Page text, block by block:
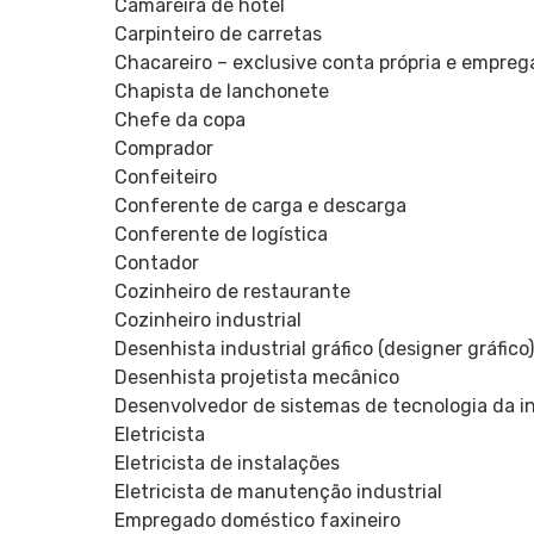
Camareira de hotel
Carpinteiro de carretas
Chacareiro – exclusive conta própria e
Chapista de lanchonete
Chefe da copa
Comprador
Confeiteiro
Conferente de carga e descarga
Conferente de logística
Contador
Cozinheiro de restaurante
Cozinheiro industrial
Desenhista industrial gráfico (designer gráfico)
Desenhista projetista mecânico
Desenvolvedor de sistemas de tecnologia da
Eletricista
Eletricista de instalações
Eletricista de manutenção industrial
Empregado doméstico faxineiro